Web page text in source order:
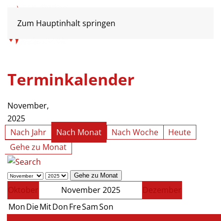
Zum Hauptinhalt springen
Terminkalender
November,
2025
Nach Jahr
Nach Monat Nach Woche
Heute
Gehe zu Monat
Gehe zu Monat
Oktober November 2025
Dezember
MonDieMitDonFreSamSon